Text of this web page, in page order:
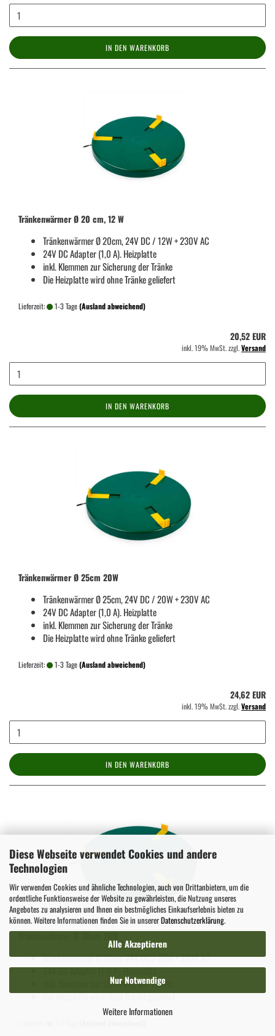
Diese Webseite verwendet Cookies und andere
Technologien
Wir verwenden Cookies und ähnliche Technologien, auch von Drittanbietern, um die
ordentliche Funktionsweise der Website zu gewährleisten, die Nutzung unseres
Angebotes zu analysieren und Ihnen ein bestmögliches Einkaufserlebnis bieten zu
können. Weitere Informationen finden Sie in unsererDatenschutzerklärung.
Alle Akzeptieren
Nur Notwendige
Weitere Informationen
IN DEN WARENKORB
Tränkenwärmer Ø 20 cm, 12 W
Tränkenwärmer Ø 20cm, 24V DC / 12W + 230V AC
24V DC Adapter (1,0 A). Heizplatte
inkl. Klemmen zur Sicherung der Tränke
Die Heizplatte wird ohne Tränke geliefert
Lieferzeit: 1-3 Tage(Ausland abweichend)
20,52 EUR
inkl. 19% MwSt. zzgl.Versand
IN DEN WARENKORB
Tränkenwärmer Ø 25cm 20W
Tränkenwärmer Ø 25cm, 24V DC / 20W + 230V AC
24V DC Adapter (1,0 A). Heizplatte
inkl. Klemmen zur Sicherung der Tränke
Die Heizplatte wird ohne Tränke geliefert
Lieferzeit: 1-3 Tage(Ausland abweichend)
24,62 EUR
inkl. 19% MwSt. zzgl.Versand
IN DEN WARENKORB
Tränkenwärmer Ø 30cm, 24V DC / 28W + 230V AC
24V DC Adapter (1,0 A). Heizplatte
inkl. Klemmen zur Sicherung der Tränke
Die Heizplatte wird ohne Tränke geliefert